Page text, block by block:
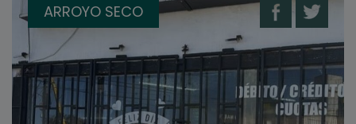
ARROYO SECO